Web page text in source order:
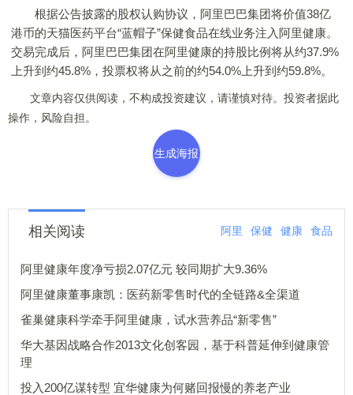
根据公告披露的股权认购协议，阿里巴巴集团将价值38亿
港币的天猫医药平台“蓝帽子”保健食品在线业务注入阿里健康。
交易完成后，阿里巴巴集团在阿里健康的持股比例将从约37.9%
上升到约45.8%，投票权将从之前的约54.0%上升到约59.8%。
文章内容仅供阅读，不构成投资建议，请谨慎对待。投资者据此
操作，风险自担。
生成海报
相关阅读 阿里 保健 健康 食品
阿里健康年度净亏损2.07亿元 较同期扩大9.36%
阿里健康董事康凯：医药新零售时代的全链路&全渠道
雀巢健康科学牵手阿里健康，试水营养品“新零售”
华大基因战略合作2013文化创客园，基于科普延伸到健康管
理
投入200亿谋转型 宜华健康为何赌回报慢的养老产业